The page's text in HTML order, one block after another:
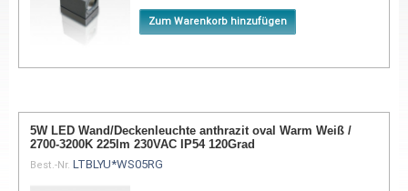
Zum Warenkorb hinzufügen
5W LED Wand/Deckenleuchte anthrazit oval Warm Weiß /
2700-3200K 225lm 230VAC IP54 120Grad
Best.-Nr. LTBLYU*WS05RG